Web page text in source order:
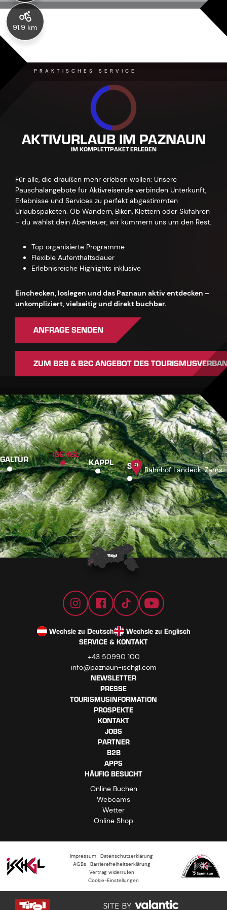
91.9 km
PRAKTISCHES SERVICE
AKTIVURLAUB IM PAZNAUN
IM KOMPLETTPAKET ERLEBEN
Für alle, die draußen mehr erleben wollen: Unsere
Pauschalangebote für Aktivreisende verbinden Unterkunft,
Erlebnisse und Services zu perfekt abgestimmten
Urlaubspaketen. Ob Wandern, Biken, Klettern oder Skifahren
– du wählst dein Abenteuer, wir kümmern uns um den Rest.
Top organisierte Programme
Flexible Aufenthaltsdauer
Erlebnisreiche Highlights inklusive
Einchecken, loslegen und das Paznaun aktiv entdecken –
unkompliziert, vielseitig und direkt buchbar.
ANFRAGE SENDEN
ZUM B2B & B2C ANGEBOT DES
GALTÜR ISCHGL
KAPPL SEE Bahnhof Landeck-Zams
Wechsle zu Deutsch
Wechsle zu Englisch
SERVICE & KONTAKT
+43 50990 100
info@paznaun-ischgl.com
NEWSLETTER
PRESSE
TOURISMUSINFORMATION
PROSPEKTE
KONTAKT
JOBS
PARTNER
B2B
APPS
HÄUFIG BESUCHT
Online Buchen
Webcams
Wetter
Online Shop
Impressum
Datenschutzerklärung
AGBs
Barrierefreiheitserklärung
Vertrag widerrufen
Cookie-Einstellungen